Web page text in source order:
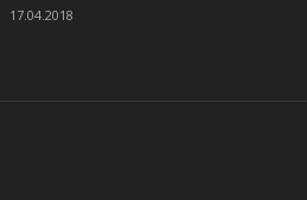
17.04.2018